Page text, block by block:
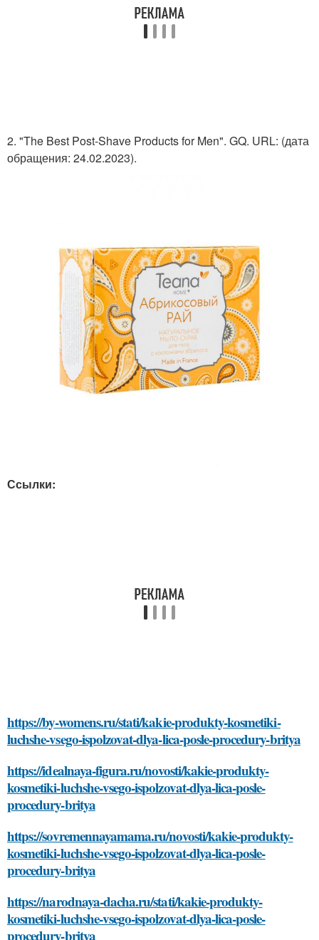
2. "The Best Post-Shave Products for Men". GQ. URL: (дата
обращения: 24.02.2023).
Ссылки:
https://by-womens.ru/stati/kakie-produkty-kosmetiki-
luchshe-vsego-ispolzovat-dlya-lica-posle-procedury-britya
https://idealnaya-figura.ru/novosti/kakie-produkty-
kosmetiki-luchshe-vsego-ispolzovat-dlya-lica-posle-
procedury-britya
https://sovremennayamama.ru/novosti/kakie-produkty-
kosmetiki-luchshe-vsego-ispolzovat-dlya-lica-posle-
procedury-britya
https://narodnaya-dacha.ru/stati/kakie-produkty-
kosmetiki-luchshe-vsego-ispolzovat-dlya-lica-posle-
procedury-britya